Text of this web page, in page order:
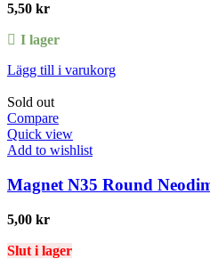
5,50 kr
I lager
Lägg till i varukorg
Sold out
Compare
Quick view
Add to wishlist
Magnet N35 Round
5,00 kr
Slut i lager